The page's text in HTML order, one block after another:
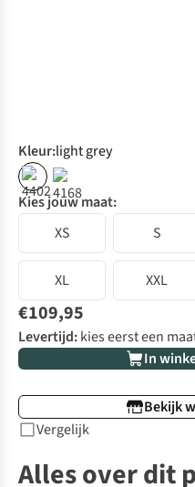
Kleur:light grey
Kies jouw maat:
XS
S
XL XXL
€109,95
Levertijd:kies eerst een
In
Bekijk
Vergelijk
Alles over dit